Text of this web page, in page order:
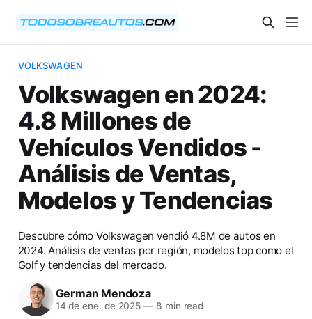
VOLKSWAGEN
Volkswagen en 2024:
4.8 Millones de
Vehículos Vendidos -
Análisis de Ventas,
Modelos y Tendencias
Descubre cómo Volkswagen vendió 4.8M de autos en
2024. Análisis de ventas por región, modelos top como el
Golf y tendencias del mercado.
German Mendoza
14 de ene. de 2025 — 8 min read